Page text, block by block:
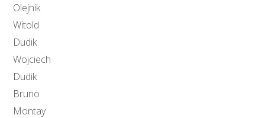
Olejnik
Witold
Dudik
Wojciech
Dudik
Bruno
Montay